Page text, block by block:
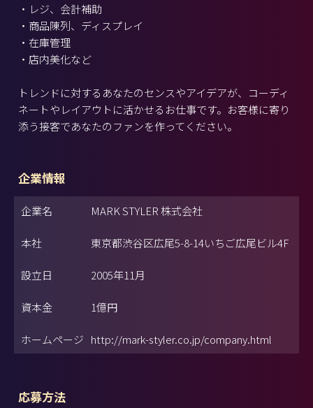
・レジ、会計補助
・商品陳列、ディスプレイ
・在庫管理
・店内美化など
トレンドに対するあなたのセンスやアイデアが、コーディ
ネートやレイアウトに活かせるお仕事です。お客様に寄り
添う接客であなたのファンを作ってください。
企業情報
企業名 MARK STYLER 株式会社
本社 東京都渋谷区広尾5-8-14いちご広尾ビル4F
設立日 2005年11月
資本金 1億円
ホームページ http://mark-styler.co.jp/company.html
応募方法